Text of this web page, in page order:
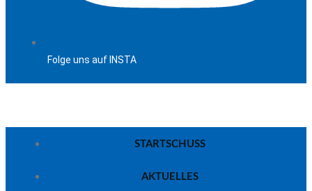
Folge uns auf INSTA
STARTSCHUSS
AKTUELLES